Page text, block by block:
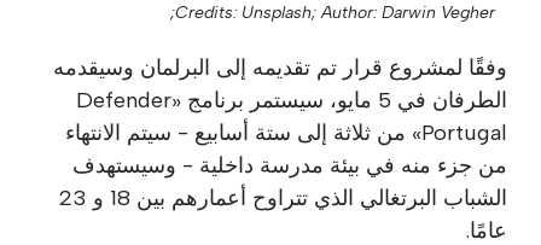
Credits: Unsplash; Author: Darwin Vegher;
وفقًا لمشروع قرار تم تقديمه إلى البرلمان وسيقدمه
الطرفان في 5 مايو، سيستمر برنامج «Defender
Portugal» من ثلاثة إلى ستة أسابيع - سيتم الانتهاء
من جزء منه في بيئة مدرسة داخلية - وسيستهدف
الشباب البرتغالي الذي تتراوح أعمارهم بين 18 و 23
عامًا.